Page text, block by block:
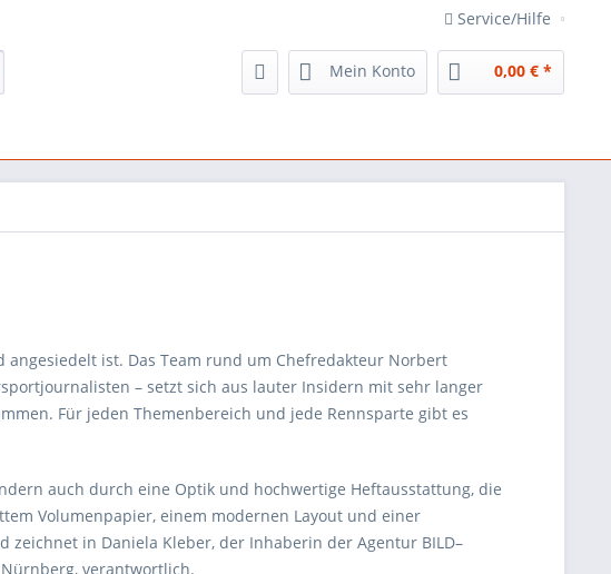
Service/Hilfe
Mein Konto 0,00 € *
angesiedelt ist. Das Team rund um Chefredakteur Norbert
– setzt sich aus lauter Insidern mit sehr langer
Für jeden Themenbereich und jede Rennsparte gibt es
auch durch eine Optik und hochwertige Heftausstattung, die
Volumenpapier, einem modernen Layout und einer
zeichnet in Daniela Kleber, der Inhaberin der Agentur BILD–
verantwortlich.